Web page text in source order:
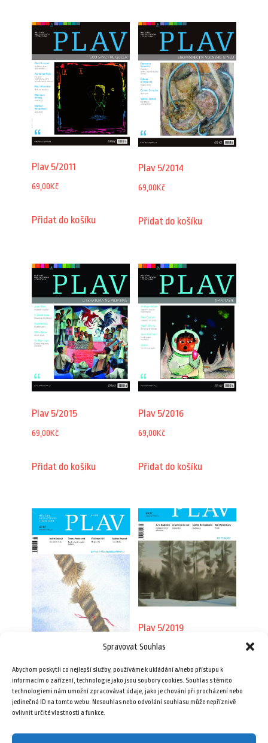
Spravovat Souhlas
Abychom poskytli co nejlepší služby, používáme k ukládání a/nebo přístupu k
informacím o zařízení, technologie jako jsou soubory cookies. Souhlas s těmito
technologiemi nám umožní zpracovávat údaje, jako je chování při procházení nebo
jedinečná ID na tomto webu. Nesouhlas nebo odvolání souhlasu může nepříznivě
ovlivnit určité vlastnosti a funkce.
Plav 5/2011
69,00Kč
Přidat do košíku
Plav 5/2014
69,00Kč
Přidat do košíku
Plav 5/2015
69,00Kč
Přidat do košíku
Plav 5/2016
69,00Kč
Přidat do košíku
69,00Kč
Přidat do košíku
Plav 5/2019
89,00Kč
Přidat do košíku